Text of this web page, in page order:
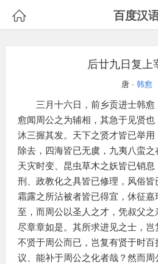
 百度汉
后廿九日复上
唐 · 韩愈
三月十六日，前乡贡进士韩愈
愈闻周公之为辅相，其急于见贤
沐三握其发。天下之贤才皆已举
除去，四海皆已无虞，九夷八蛮之
天灾时变、昆虫草木之妖皆已销息
刑、政教化之具皆已修理，风俗
霜露之所沾被者皆已得宜，休征
至，而周公以圣人之才，凭叔父
尽章章如是。其所求进见之士，
不贤于周公而已，岂复有贤于时
议、能补于周公之化者哉？然而